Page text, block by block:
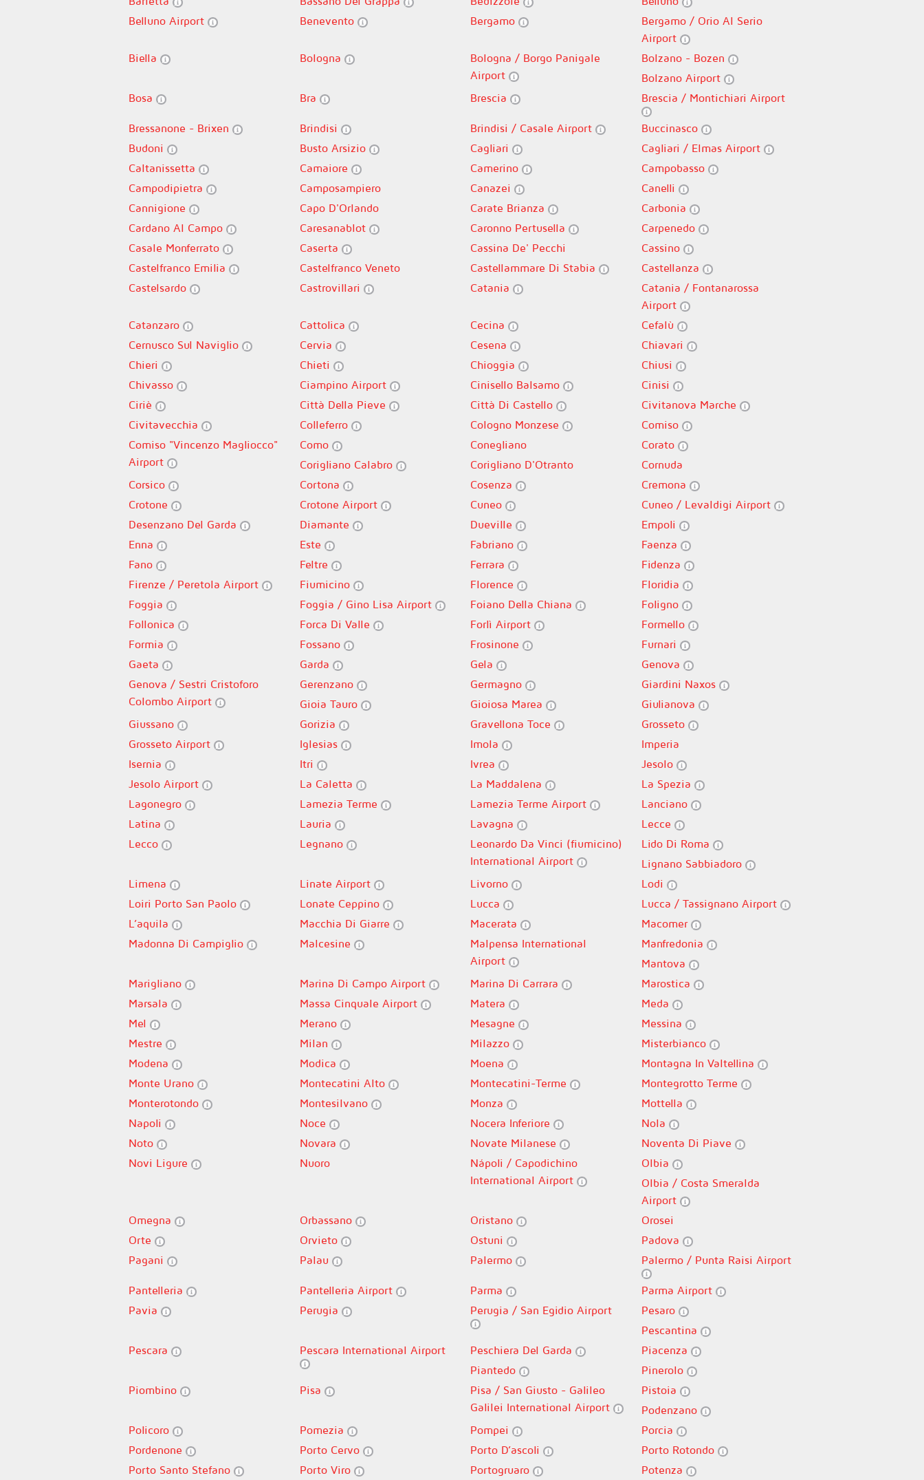
Belluno Airport
Benevento Bergamo
Bergamo / Orio Al Serio
Airport
Biella
Bologna
Bologna / Borgo Panigale
Airport
Bolzano - Bozen
Bolzano Airport
Bosa
Bra Brescia Brescia / Montichiari Airport
Bressanone - Brixen Brindisi Brindisi / Casale Airport
Buccinasco
Budoni
Busto Arsizio Cagliari
Cagliari / Elmas Airport
Caltanissetta
Camaiore Camerino
Campobasso
Campodipietra
Camposampiero Canazei
Canelli
Cannigione
Capo D'Orlando Carate Brianza
Carbonia
Cardano Al Campo
Caresanablot Caronno Pertusella
Carpenedo
Casale Monferrato
Caserta Cassina De' Pecchi
Cassino
Castelfranco Emilia
Castelfranco Veneto Castellammare Di Stabia
Castellanza
Castelsardo
Castrovillari Catania
Catania / Fontanarossa
Airport
Catanzaro
Cattolica Cecina
Cefalù
Cernusco Sul Naviglio
Cervia Cesena
Chiavari
Chieri
Chieti Chioggia
Chiusi
Chivasso
Ciampino Airport Cinisello Balsamo
Cinisi
Ciriè
Città Della Pieve Città Di Castello
Civitanova Marche
Civitavecchia
Colleferro Cologno Monzese
Comiso
Comiso "Vincenzo Magliocco"
Airport
Como Conegliano
Corato
Corigliano Calabro
Corigliano D'Otranto
Cornuda
Corsico
Cortona Cosenza
Cremona
Crotone
Crotone Airport Cuneo
Cuneo / Levaldigi Airport
Desenzano Del Garda
Diamante Dueville
Empoli
Enna
Este Fabriano
Faenza
Fano
Feltre Ferrara
Fidenza
Firenze / Peretola Airport
Fiumicino Florence
Floridia
Foggia
Foggia / Gino Lisa Airport Foiano Della Chiana
Foligno
Follonica
Forca Di Valle Forlì Airport
Formello
Formia
Fossano Frosinone
Furnari
Gaeta
Garda Gela
Genova
Genova / Sestri Cristoforo
Colombo Airport
Gerenzano Germagno
Giardini Naxos
Gioia Tauro
Gioiosa Marea
Giulianova
Giussano
Gorizia Gravellona Toce
Grosseto
Grosseto Airport
Iglesias Imola
Imperia
Isernia
Itri Ivrea
Jesolo
Jesolo Airport
La Caletta La Maddalena
La Spezia
Lagonegro
Lamezia Terme Lamezia Terme Airport
Lanciano
Latina
Lauria Lavagna
Lecce
Lecco
Legnano
Leonardo Da Vinci (fiumicino)
International Airport
Lido Di Roma
Lignano Sabbiadoro
Limena
Linate Airport Livorno
Lodi
Loiri Porto San Paolo
Lonate Ceppino Lucca
Lucca / Tassignano Airport
L’aquila
Macchia Di Giarre Macerata
Macomer
Madonna Di Campiglio
Malcesine
Malpensa International
Airport
Manfredonia
Mantova
Marigliano
Marina Di Campo Airport Marina Di Carrara
Marostica
Marsala
Massa Cinquale Airport Matera
Meda
Mel
Merano Mesagne
Messina
Mestre
Milan Milazzo
Misterbianco
Modena
Modica Moena
Montagna In Valtellina
Monte Urano
Montecatini Alto Montecatini-Terme
Montegrotto Terme
Monterotondo
Montesilvano Monza
Mottella
Napoli
Noce Nocera Inferiore
Nola
Noto
Novara Novate Milanese
Noventa Di Piave
Novi Ligure
Nuoro
Nápoli / Capodichino
International Airport
Olbia
Olbia / Costa Smeralda
Airport
Omegna
Orbassano Oristano
Orosei
Orte
Orvieto Ostuni
Padova
Pagani
Palau Palermo Palermo / Punta Raisi Airport
Pantelleria Pantelleria Airport Parma
Parma Airport
Pavia
Perugia Perugia / San Egidio Airport
Pesaro
Pescantina
Pescara
Pescara International Airport Peschiera Del Garda
Piacenza
Piantedo
Pinerolo
Piombino
Pisa
Pisa / San Giusto - Galileo
Galilei International Airport
Pistoia
Podenzano
Policoro
Pomezia Pompei
Porcia
Pordenone
Porto Cervo Porto D’ascoli
Porto Rotondo
Porto Santo Stefano
Porto Viro Portogruaro Potenza